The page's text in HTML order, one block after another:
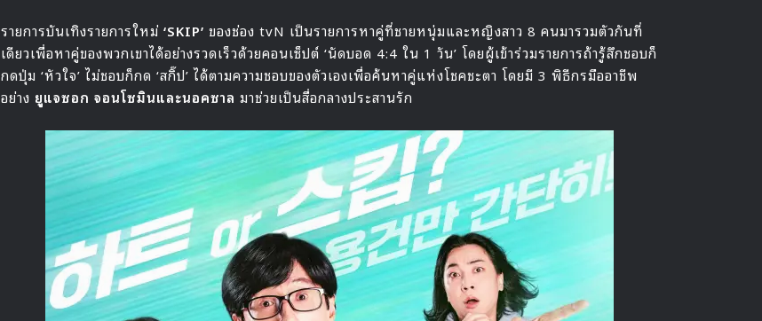
รายการบันเทิงรายการใหม่ ‘SKIP’ ของช่อง tvN เป็นรายการหาคู่ที่ชายหนุ่มและหญิงสาว 8 คนมารวมตัวกันที่
เดียวเพื่อหาคู่ของพวกเขาได้อย่างรวดเร็วด้วยคอนเซ็ปต์ ‘นัดบอด 4:4 ใน 1 วัน’ โดยผู้เข้าร่วมรายการถ้ารู้สึกชอบก็
กดปุ่ม ‘หัวใจ’ ไม่ชอบก็กด ‘สกิ๊ป’ ได้ตามความชอบของตัวเองเพื่อค้นหาคู่แห่งโชคชะตา โดยมี 3 พิธีกรมืออาชีพ
อย่าง ยูแจซอก จอนโซมินและนอคซาล มาช่วยเป็นสื่อกลางประสานรัก